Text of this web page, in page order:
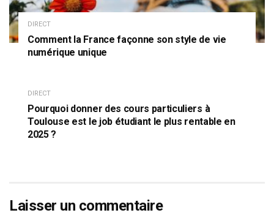
DIRECT
Comment la France façonne son style de vie
numérique unique
DIRECT
Pourquoi donner des cours particuliers à
Toulouse est le job étudiant le plus rentable en
2025 ?
Laisser un commentaire